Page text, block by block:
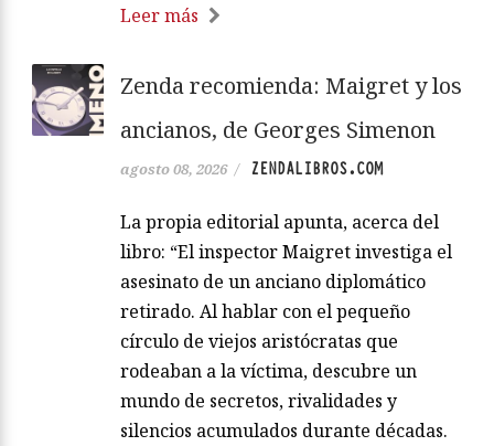
Leer más
Zenda recomienda: Maigret y los
ancianos, de Georges Simenon
agosto 08, 2026 / ZENDALIBROS.COM
La propia editorial apunta, acerca del
libro: “El inspector Maigret investiga el
asesinato de un anciano diplomático
retirado. Al hablar con el pequeño
círculo de viejos aristócratas que
rodeaban a la víctima, descubre un
mundo de secretos, rivalidades y
silencios acumulados durante décadas.